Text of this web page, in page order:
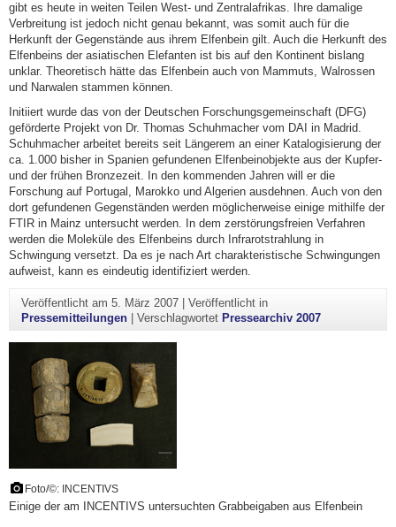
gibt es heute in weiten Teilen West- und Zentralafrikas. Ihre damalige
Verbreitung ist jedoch nicht genau bekannt, was somit auch für die
Herkunft der Gegenstände aus ihrem Elfenbein gilt. Auch die Herkunft des
Elfenbeins der asiatischen Elefanten ist bis auf den Kontinent bislang
unklar. Theoretisch hätte das Elfenbein auch von Mammuts, Walrossen
und Narwalen stammen können.
Initiiert wurde das von der Deutschen Forschungsgemeinschaft (DFG)
geförderte Projekt von Dr. Thomas Schuhmacher vom DAI in Madrid.
Schuhmacher arbeitet bereits seit Längerem an einer Katalogisierung der
ca. 1.000 bisher in Spanien gefundenen Elfenbeinobjekte aus der Kupfer-
und der frühen Bronzezeit. In den kommenden Jahren will er die
Forschung auf Portugal, Marokko und Algerien ausdehnen. Auch von den
dort gefundenen Gegenständen werden möglicherweise einige mithilfe der
FTIR in Mainz untersucht werden. In dem zerstörungsfreien Verfahren
werden die Moleküle des Elfenbeins durch Infrarotstrahlung in
Schwingung versetzt. Da es je nach Art charakteristische Schwingungen
aufweist, kann es eindeutig identifiziert werden.
Veröffentlicht am 5. März 2007| Veröffentlicht in
Pressemitteilungen| Verschlagwortet Pressearchiv 2007
Foto/©: INCENTIVS
Einige der am INCENTIVS untersuchten Grabbeigaben aus Elfenbein